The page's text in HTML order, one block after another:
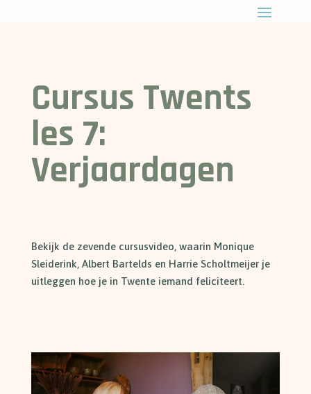
Cursus Twents
les 7:
Verjaardagen
Bekijk de zevende cursusvideo, waarin Monique
Sleiderink, Albert Bartelds en Harrie Scholtmeijer je
uitleggen hoe je in Twente iemand feliciteert.